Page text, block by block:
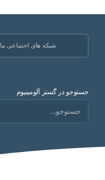
شبکه های اجتماعی ما
جستوجو در گستر آلومینیوم